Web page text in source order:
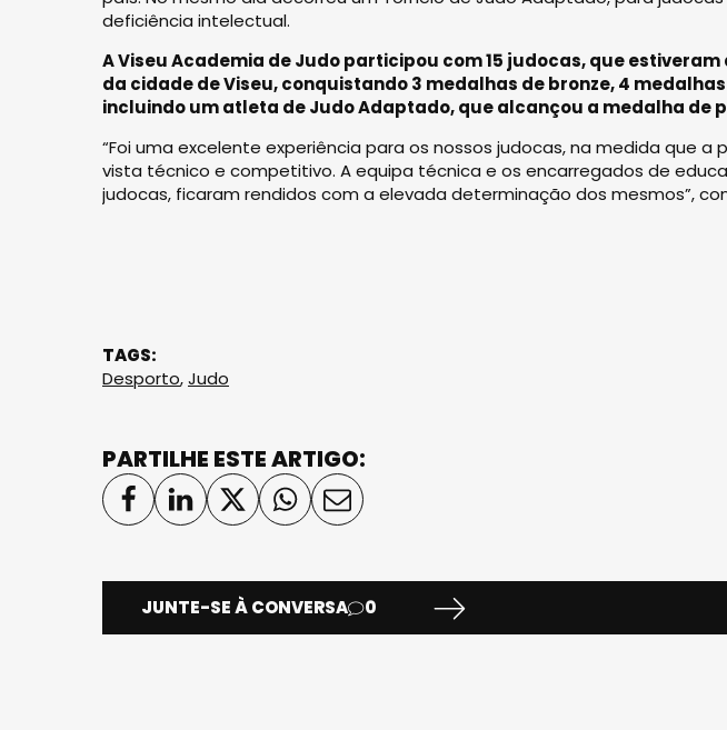
deficiência intelectual.
A Viseu Academia de Judo participou com 15 judocas, que
da cidade de Viseu, conquistando 3 medalhas de bronze, 4
incluindo um atleta de Judo Adaptado, que alcançou a medalha de
“Foi uma excelente experiência para os nossos judocas, na medida que
vista técnico e competitivo. A equipa técnica e os encarregados de
judocas, ficaram rendidos com a elevada determinação dos mesmos”,
TAGS:
Desporto,Judo
PARTILHE ESTE ARTIGO:
JUNTE-SE À CONVERSA 0